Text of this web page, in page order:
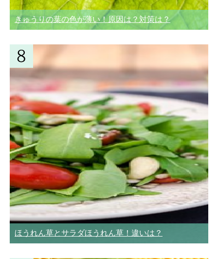
きゅうりの葉の色が薄い！原因は？対策は？
ほうれん草とサラダほうれん草！違いは？